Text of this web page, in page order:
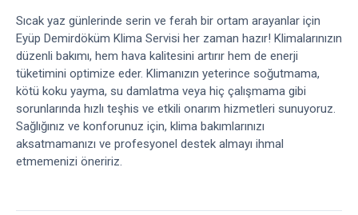
Sıcak yaz günlerinde serin ve ferah bir ortam arayanlar için
Eyüp Demirdöküm Klima Servisi her zaman hazır! Klimalarınızın
düzenli bakımı, hem hava kalitesini artırır hem de enerji
tüketimini optimize eder. Klimanızın yeterince soğutmama,
kötü koku yayma, su damlatma veya hiç çalışmama gibi
sorunlarında hızlı teşhis ve etkili onarım hizmetleri sunuyoruz.
Sağlığınız ve konforunuz için, klima bakımlarınızı
aksatmamanızı ve profesyonel destek almayı ihmal
etmemenizi öneririz.